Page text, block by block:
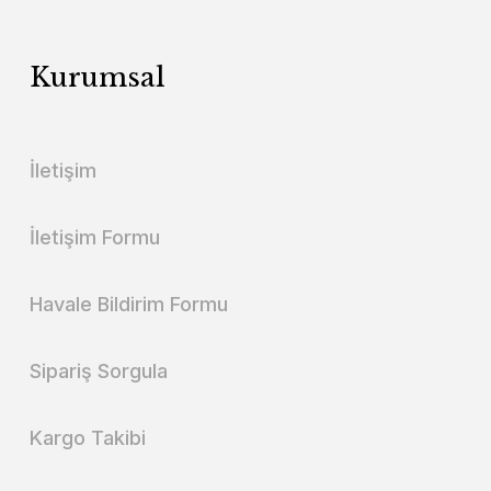
Kurumsal
İletişim
İletişim Formu
Havale Bildirim Formu
Sipariş Sorgula
Kargo Takibi